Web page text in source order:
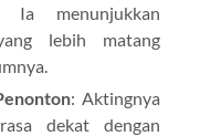
Ia menunjukkan
lebih matang
: Aktingnya
dekat dengan